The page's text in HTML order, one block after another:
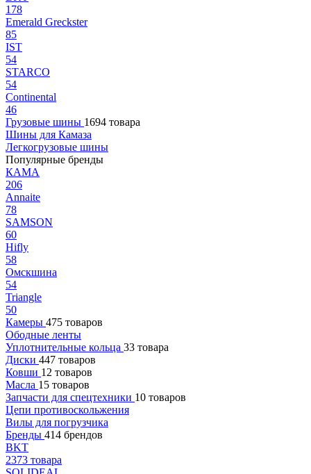
178
Emerald Greckster
85
IST
54
STARCO
54
Continental
46
Грузовые шины 1694 товара
Шины для Камаза
Легкогрузовые шины
Популярные бренды
КАМА
206
Annaite
78
SAMSON
60
Hifly
58
Омскшина
54
Triangle
50
Камеры 475 товаров
Ободные ленты
Уплотнительные кольца 33 товара
Диски 447 товаров
Ковши 12 товаров
Масла 15 товаров
Запчасти для спецтехники 10 товаров
Цепи противоскольжения
Вилы для погрузчика
Бренды 414 брендов
BKT
2373 товара